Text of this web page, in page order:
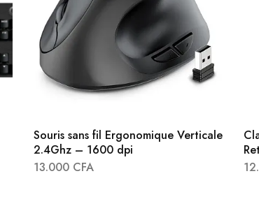
Souris sans fil Ergonomique Verticale
2.4Ghz – 1600 dpi
13.000 CFA